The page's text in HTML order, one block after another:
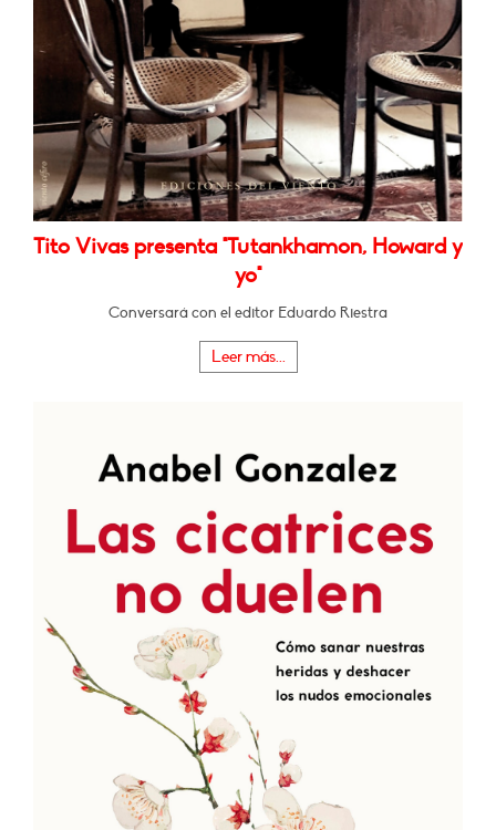
Tito Vivas presenta "Tutankhamon, Howard y
yo"
Conversará con el editor Eduardo Riestra
Leer más...